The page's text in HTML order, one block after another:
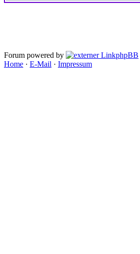
Forum powered by phpBB
Home · E-Mail · Impressum